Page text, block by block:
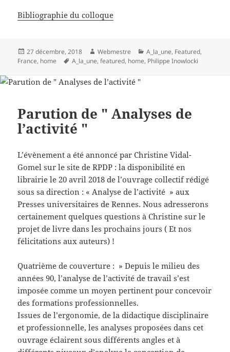
Bibliographie du colloque
Publié
le
27 décembre, 2018 Auteur
Webmestre Catégories
A_la_une, Featured,
France, home
Mots-
A_la_une,featured, home, Philippe Inowlocki
Parution de " Analyses de
l’activité "
L’évènement a été annoncé par Christine Vidal-
Gomel sur le site de RPDP : la disponibilité en
librairie le 20 avril 2018 de l’ouvrage collectif rédigé
sous sa direction : « Analyse de l’activité » aux
Presses universitaires de Rennes. Nous adresserons
certainement quelques questions à Christine sur le
projet de livre dans les prochains jours ( Et nos
félicitations aux auteurs) !
Quatrième de couverture : » Depuis le milieu des
années 90, l’analyse de l’activité de travail s’est
imposée comme un moyen pertinent pour concevoir
des formations professionnelles.
Issues de l’ergonomie, de la didactique disciplinaire
et professionnelle, les analyses proposées dans cet
ouvrage éclairent sous différents angles et à